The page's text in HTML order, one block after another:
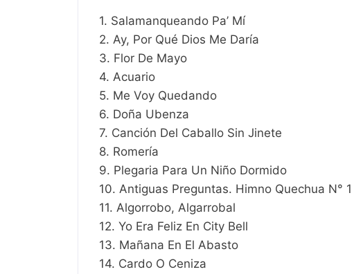
1. Salamanqueando Pa’ Mí
2. Ay, Por Qué Dios Me Daría
3. Flor De Mayo
4. Acuario
5. Me Voy Quedando
6. Doña Ubenza
7. Canción Del Caballo Sin Jinete
8. Romería
9. Plegaria Para Un Niño Dormido
10. Antiguas Preguntas. Himno Quechua N° 1
11. Algorrobo, Algarrobal
12. Yo Era Feliz En City Bell
13. Mañana En El Abasto
14. Cardo O Ceniza